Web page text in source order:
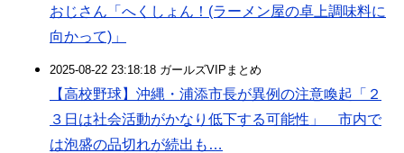
おじさん「へくしょん！(ラーメン屋の卓上調味料に
向かって)」
2025-08-22 23:18:18 ガールズVIPまとめ
【高校野球】沖縄・浦添市長が異例の注意喚起「２
３日は社会活動がかなり低下する可能性」 市内で
は泡盛の品切れが続出も…